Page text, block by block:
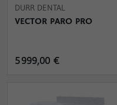
DURR DENTAL
VECTOR PARO PRO
5 999,00 €